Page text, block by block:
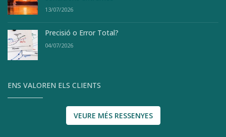
13/07/2026
Precisió o Error Total?
04/07/2026
ENS VALOREN ELS CLIENTS
VEURE MÉS RESSENYES